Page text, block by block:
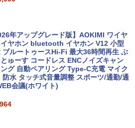
年アップグレード版】AOKIMI ワイヤ
イヤホン bluetooth イヤホン V12 小型
ブルートゥースHi-Fi 最大36時間再生 ぶ
ゅーす コードレス ENCノイズキャン
グ 自動ペアリング Type-C充電 マイク
防水 タッチ式音量調整 スポーツ/通勤/通
会議(ホワイト)